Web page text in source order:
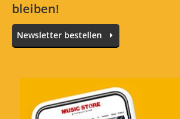
bleiben!
Newsletter bestellen